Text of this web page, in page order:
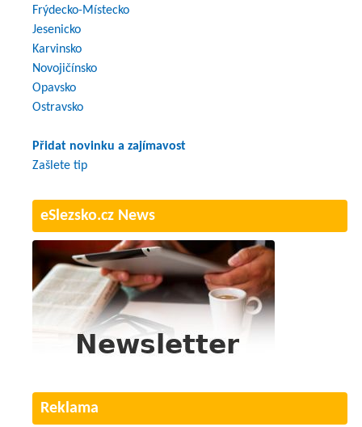
Frýdecko-Místecko
Jesenicko
Karvinsko
Novojičínsko
Opavsko
Ostravsko
Přidat novinku a zajímavost
Zašlete tip
eSlezsko.cz News
Reklama